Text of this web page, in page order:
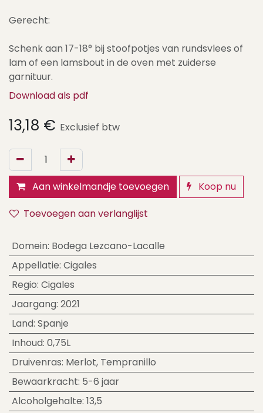
Gerecht:
Schenk aan 17-18° bij stoofpotjes van rundsvlees of
lam of een lamsbout in de oven met zuiderse
garnituur.
Download als pdf
13,18 € Exclusief btw
Aan winkelmandje toevoegen
Koop nu
Toevoegen aan verlanglijst
Domein: Bodega Lezcano-Lacalle
Appellatie: Cigales
Regio: Cigales
Jaargang: 2021
Land: Spanje
Inhoud: 0,75L
Druivenras: Merlot, Tempranillo
Bewaarkracht: 5-6 jaar
Alcoholgehalte: 13,5